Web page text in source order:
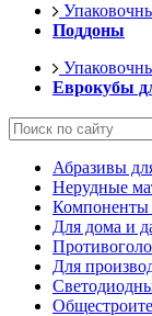
Поддоны
Еврокубы
Абразивы
Нерудные
Компоненты
Для дома и
Для